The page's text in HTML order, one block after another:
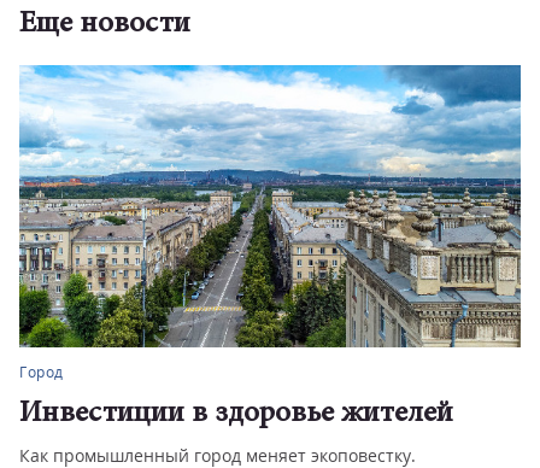
Еще новости
Город
Инвестиции в здоровье жителей
Как промышленный город меняет экоповестку.